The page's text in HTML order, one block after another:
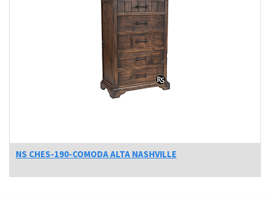
NS CHES-190-COMODA ALTA NASHVILLE